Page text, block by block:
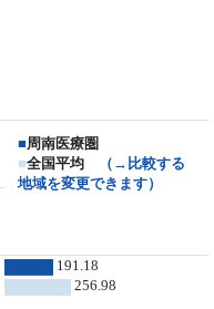
■周南医療圏
■全国平均
（→比較する
地域を変更できます）
191.18
256.98